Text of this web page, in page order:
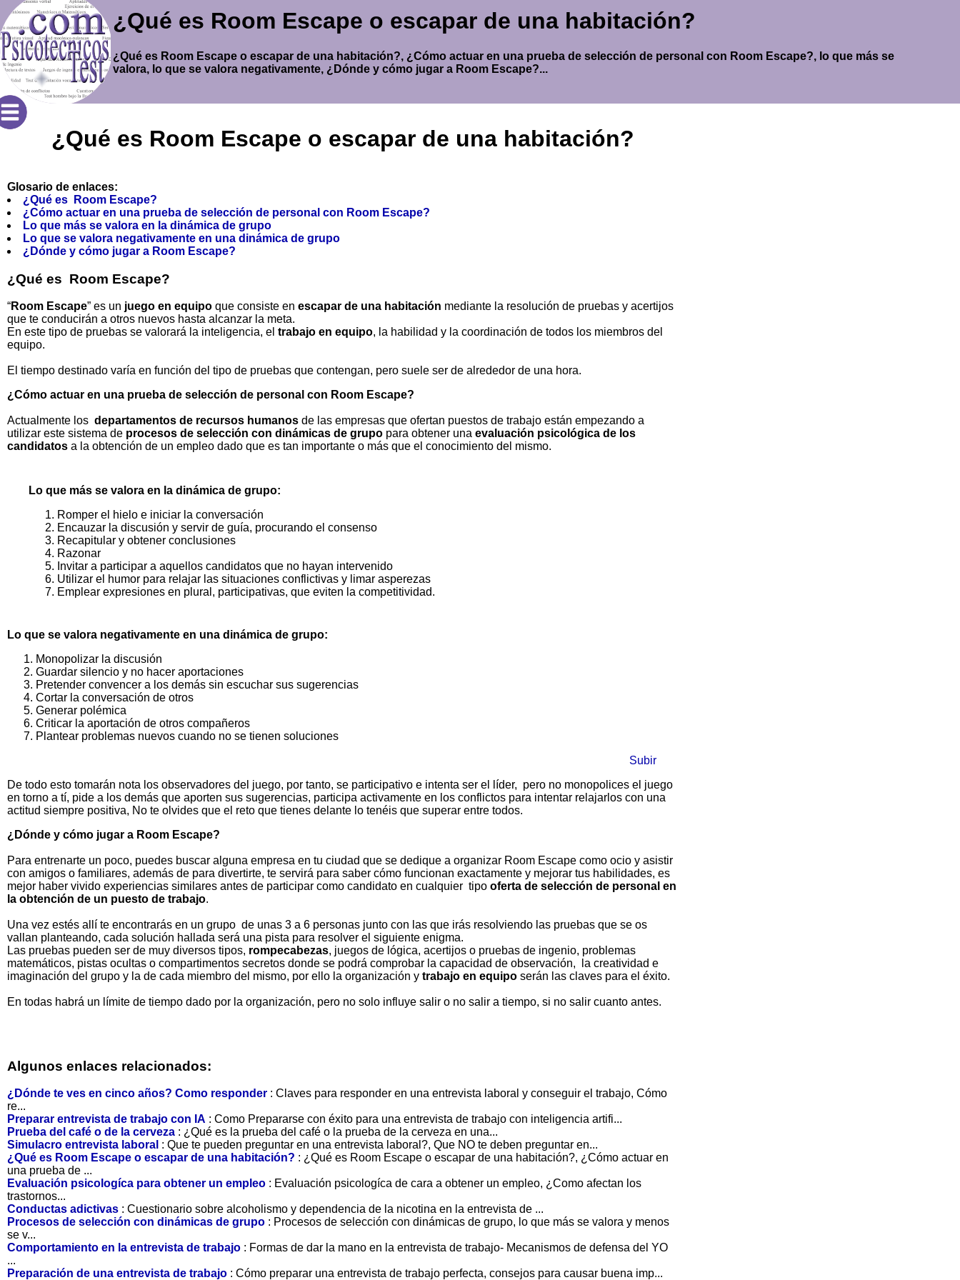
¿Qué es Room Escape o escapar de una habitación?
¿Qué es Room Escape o escapar de una habitación?, ¿Cómo actuar en una prueba de selección de personal con Room Escape?, lo que más se
valora, lo que se valora negativamente, ¿Dónde y cómo jugar a Room Escape?...
¿Qué es Room Escape o escapar de una habitación?
Glosario de enlaces:
¿Qué es Room Escape?
¿Cómo actuar en una prueba de selección de personal con Room Escape?
Lo que más se valora en la dinámica de grupo
Lo que se valora negativamente en una dinámica de grupo
¿Dónde y cómo jugar a Room Escape?
¿Qué es Room Escape?
“Room Escape” es un juego en equipo que consiste en escapar de una habitación mediante la resolución de pruebas y acertijos
que te conducirán a otros nuevos hasta alcanzar la meta.
En este tipo de pruebas se valorará la inteligencia, el trabajo en equipo, la habilidad y la coordinación de todos los miembros del
equipo.
El tiempo destinado varía en función del tipo de pruebas que contengan, pero suele ser de alrededor de una hora.
¿Cómo actuar en una prueba de selección de personal con Room Escape?
Actualmente los departamentos de recursos humanos de las empresas que ofertan puestos de trabajo están empezando a
utilizar este sistema de procesos de selección con dinámicas de grupo para obtener una evaluación psicológica de los
candidatos a la obtención de un empleo dado que es tan importante o más que el conocimiento del mismo.
Lo que más se valora en la dinámica de grupo:
Romper el hielo e iniciar la conversación
Encauzar la discusión y servir de guía, procurando el consenso
Recapitular y obtener conclusiones
Razonar
Invitar a participar a aquellos candidatos que no hayan intervenido
Utilizar el humor para relajar las situaciones conflictivas y limar asperezas
Emplear expresiones en plural, participativas, que eviten la competitividad.
Lo que se valora negativamente en una dinámica de grupo:
Monopolizar la discusión
Guardar silencio y no hacer aportaciones
Pretender convencer a los demás sin escuchar sus sugerencias
Cortar la conversación de otros
Generar polémica
Criticar la aportación de otros compañeros
Plantear problemas nuevos cuando no se tienen soluciones
Subir
De todo esto tomarán nota los observadores del juego, por tanto, se participativo e intenta ser el líder, pero no monopolices el juego
en torno a tí, pide a los demás que aporten sus sugerencias, participa activamente en los conflictos para intentar relajarlos con una
actitud siempre positiva, No te olvides que el reto que tienes delante lo tenéis que superar entre todos.
¿Dónde y cómo jugar a Room Escape?
Para entrenarte un poco, puedes buscar alguna empresa en tu ciudad que se dedique a organizar Room Escape como ocio y asistir
con amigos o familiares, además de para divertirte, te servirá para saber cómo funcionan exactamente y mejorar tus habilidades, es
mejor haber vivido experiencias similares antes de participar como candidato en cualquier tipo oferta de selección de personal en
la obtención de un puesto de trabajo.
Una vez estés allí te encontrarás en un grupo de unas 3 a 6 personas junto con las que irás resolviendo las pruebas que se os
vallan planteando, cada solución hallada será una pista para resolver el siguiente enigma.
Las pruebas pueden ser de muy diversos tipos, rompecabezas, juegos de lógica, acertijos o pruebas de ingenio, problemas
matemáticos, pistas ocultas o compartimentos secretos donde se podrá comprobar la capacidad de observación, la creatividad e
imaginación del grupo y la de cada miembro del mismo, por ello la organización y trabajo en equipo serán las claves para el éxito.
En todas habrá un límite de tiempo dado por la organización, pero no solo influye salir o no salir a tiempo, si no salir cuanto antes.
Algunos enlaces relacionados:
¿Dónde te ves en cinco años? Como responder : Claves para responder en una entrevista laboral y conseguir el trabajo, Cómo
re...
Preparar entrevista de trabajo con IA : Como Prepararse con éxito para una entrevista de trabajo con inteligencia artifi...
Prueba del café o de la cerveza : ¿Qué es la prueba del café o la prueba de la cerveza en una...
Simulacro entrevista laboral : Que te pueden preguntar en una entrevista laboral?, Que NO te deben preguntar en...
¿Qué es Room Escape o escapar de una habitación? : ¿Qué es Room Escape o escapar de una habitación?, ¿Cómo actuar en
una prueba de ...
Evaluación psicologíca para obtener un empleo : Evaluación psicologíca de cara a obtener un empleo, ¿Como afectan los
trastornos...
Conductas adictivas : Cuestionario sobre alcoholismo y dependencia de la nicotina en la entrevista de ...
Procesos de selección con dinámicas de grupo : Procesos de selección con dinámicas de grupo, lo que más se valora y menos
se v...
Comportamiento en la entrevista de trabajo : Formas de dar la mano en la entrevista de trabajo- Mecanismos de defensa del YO
...
Preparación de una entrevista de trabajo : Cómo preparar una entrevista de trabajo perfecta, consejos para causar buena imp...